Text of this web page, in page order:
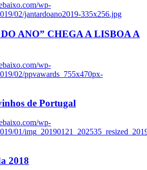
wp-
02/jantardoano2019-335x256.jpg
ANO” CHEGA A LISBOA A
wp-
02/ppvawards_755x470px-
de Portugal
wp-
01/
2018